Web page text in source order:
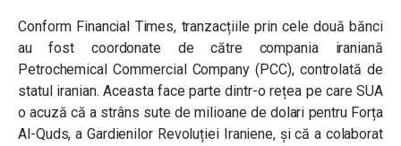
Conform Financial Times, tranzacțiile prin cele două bănci
au fost coordonate de către
compania iraniană
Petrochemical Commercial Company (PCC), controlată de
statul iranian. Aceasta face parte dintr-o rețea pe care SUA
o acuză că a strâns sute de milioane de dolari pentru Forța
Al-Quds, a Gardienilor Revoluției Iraniene, și că a colaborat